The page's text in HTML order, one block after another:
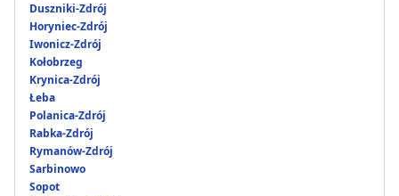
Duszniki-Zdrój
Horyniec-Zdrój
Iwonicz-Zdrój
Kołobrzeg
Krynica-Zdrój
Łeba
Polanica-Zdrój
Rabka-Zdrój
Rymanów-Zdrój
Sarbinowo
Sopot